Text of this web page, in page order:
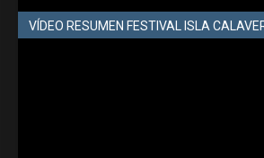
VÍDEO RESUMEN FESTIVAL ISLA